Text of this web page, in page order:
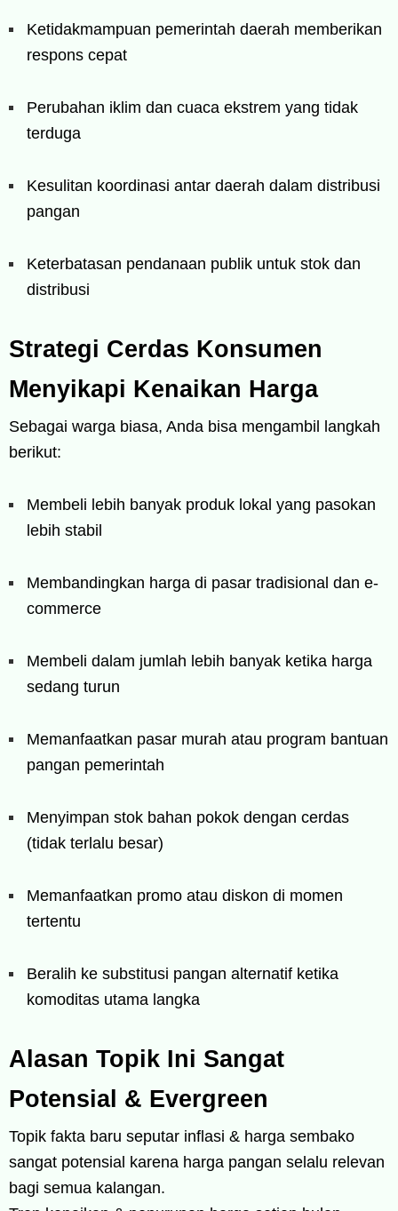
Ketidakmampuan pemerintah daerah memberikan
respons cepat
Perubahan iklim dan cuaca ekstrem yang tidak
terduga
Kesulitan koordinasi antar daerah dalam distribusi
pangan
Keterbatasan pendanaan publik untuk stok dan
distribusi
Strategi Cerdas Konsumen
Menyikapi Kenaikan Harga
Sebagai warga biasa, Anda bisa mengambil langkah
berikut:
Membeli lebih banyak produk lokal yang pasokan
lebih stabil
Membandingkan harga di pasar tradisional dan e-
commerce
Membeli dalam jumlah lebih banyak ketika harga
sedang turun
Memanfaatkan pasar murah atau program bantuan
pangan pemerintah
Menyimpan stok bahan pokok dengan cerdas
(tidak terlalu besar)
Memanfaatkan promo atau diskon di momen
tertentu
Beralih ke substitusi pangan alternatif ketika
komoditas utama langka
Alasan Topik Ini Sangat
Potensial & Evergreen
Topik fakta baru seputar inflasi & harga sembako
sangat potensial karena harga pangan selalu relevan
bagi semua kalangan.